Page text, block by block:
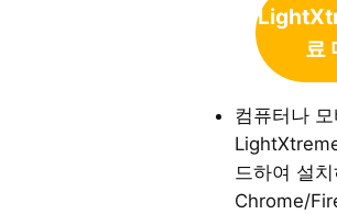
료
컴퓨터나
드하여 설
Chrome/